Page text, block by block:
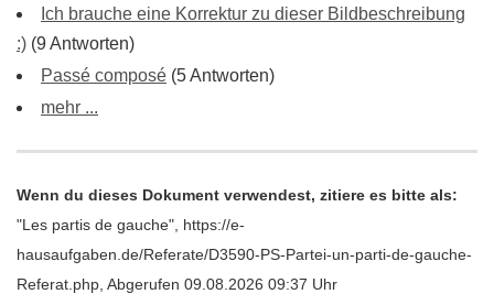
Ich brauche eine Korrektur zu dieser Bildbeschreibung
:) (9 Antworten)
Passé composé (5 Antworten)
mehr ...
Wenn du dieses Dokument verwendest, zitiere es bitte als:
"Les partis de gauche", https://e-
hausaufgaben.de/Referate/D3590-PS-Partei-un-parti-de-gauche-
Referat.php, Abgerufen 09.08.2026 09:37 Uhr